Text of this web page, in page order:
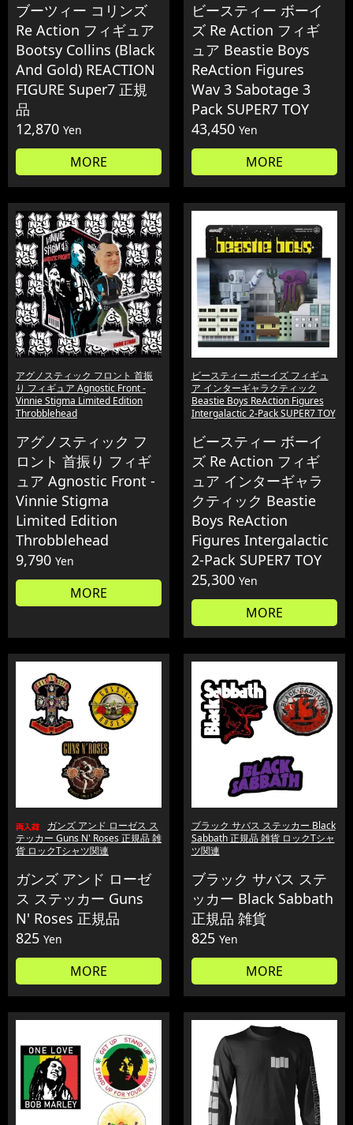
ブーツィー コリンズ
Re Action フィギュア
Bootsy Collins (Black
And Gold) REACTION
FIGURE Super7 正規
品
12,870 Yen
MORE
ビースティー ボーイ
ズ Re Action フィギ
ュア Beastie Boys
ReAction Figures
Wav 3 Sabotage 3
Pack SUPER7 TOY
43,450 Yen
MORE
アグノスティック フロント 首振
り フィギュア Agnostic Front -
Vinnie Stigma Limited Edition
Throbblehead
アグノスティック フ
ロント 首振り フィギ
ュア Agnostic Front -
Vinnie Stigma
Limited Edition
Throbblehead
9,790 Yen
MORE
ビースティー ボーイズ フィギュ
ア インターギャラクティック
Beastie Boys ReAction Figures
Intergalactic 2-Pack SUPER7 TOY
ビースティー ボーイ
ズ Re Action フィギ
ュア インターギャラ
クティック Beastie
Boys ReAction
Figures Intergalactic
2-Pack SUPER7 TOY
25,300 Yen
MORE
ガンズ アンド ローゼス ス
テッカー Guns N' Roses 正規品 雑
貨 ロックTシャツ関連
ガンズ アンド ローゼ
ス ステッカー Guns
N' Roses 正規品
825 Yen
MORE
ブラック サバス ステッカー Black
Sabbath 正規品 雑貨 ロックTシャ
ツ関連
ブラック サバス ステ
ッカー Black Sabbath
正規品 雑貨
825 Yen
MORE